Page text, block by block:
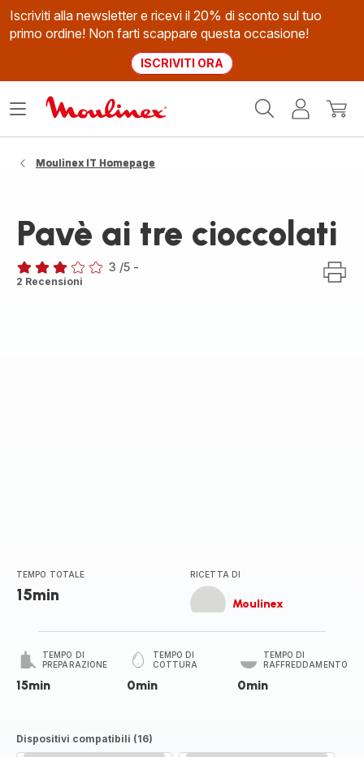
Iscriviti alla newsletter e ricevi il 20% di sconto sul tuo
primo ordine! Non farti scappare questa occasione!
ISCRIVITI ORA
Il
Apri
Moulinex IT Homepage
Pavè ai tre cioccolati
Recensione
3 /5 -
2 Recensioni
TEMPO TOTALE
15min
RICETTA DI
Moulinex
TEMPO DI
PREPARAZIONE
15min
TEMPO DI
COTTURA
0min
TEMPO DI
RAFFREDDAMENTO
0min
Dispositivi compatibili (16)